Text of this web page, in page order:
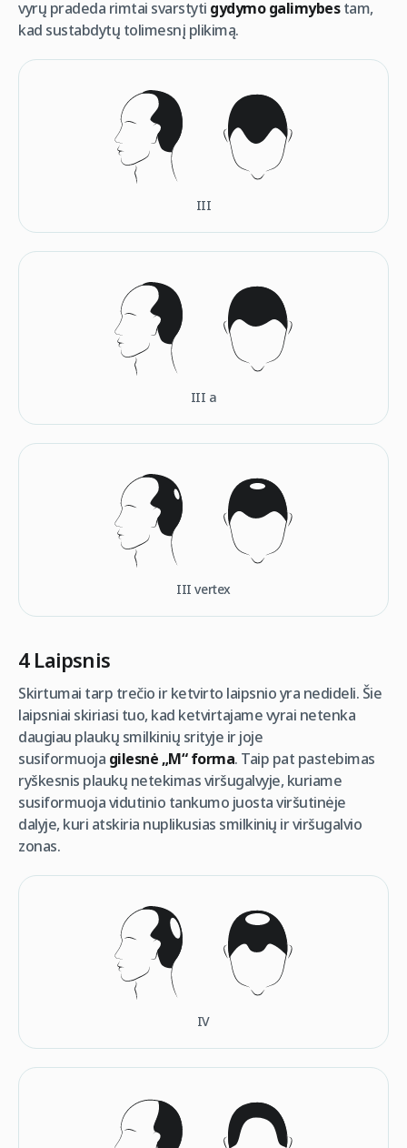
vyrų pradeda rimtai svarstyti gydymo galimybestam,
kad sustabdytų tolimesnį plikimą.
III
III а
III vertex
4 Laipsnis
Skirtumai tarp trečio ir ketvirto laipsnio yra nedideli. Šie
laipsniai skiriasi tuo, kad ketvirtajame vyrai netenka
daugiau plaukų smilkinių srityje ir joje
susiformuoja gilesnė „M“ forma. Taip pat pastebimas
ryškesnis plaukų netekimas viršugalvyje, kuriame
susiformuoja vidutinio tankumo juosta viršutinėje
dalyje, kuri atskiria nuplikusias smilkinių ir viršugalvio
zonas.
IV